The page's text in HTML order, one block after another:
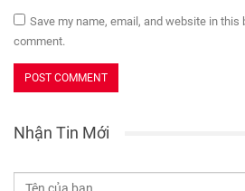
Save my name, email, and website in
comment.
Nhận Tin Mới